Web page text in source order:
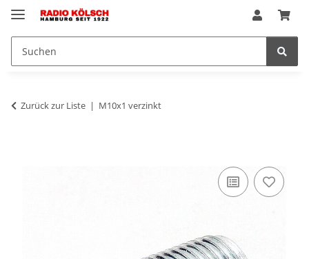
Zurück zur Liste M10x1 verzinkt